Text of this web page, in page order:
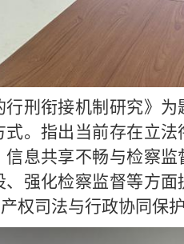
刑衔接机制研究》
。指出当前存在立
息共享不畅与检察
强化检察监督等方
权司法与行政协同保护